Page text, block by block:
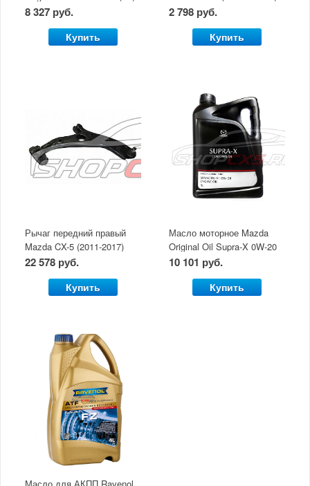
8 327 руб.
Купить
2 798 руб.
Купить
Рычаг передний правый
Mazda CX-5 (2011-2017)
22 578 руб.
Купить
Масло моторное Mazda
Original Oil Supra-X 0W-20
(5 л)
10 101 руб.
Купить